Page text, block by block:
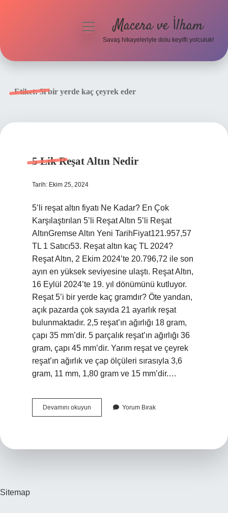
menüyüMacera ve İlham
Savaş hikayeleriyle dolu keyifli yolculuk!
Etiket:5i bir yerde kaç çeyrek eder
5 Lik Reşat Altın Nedir
Tarih: Ekim 25, 2024
5’li reşat altın fiyatı Ne Kadar? En Çok
Karşılaştırılan 5’li Reşat Altın 5’li Reşat
AltınGremse Altın Yeni TarihFiyat121.957,57
TL 1 Satıcı53. Reşat altın kaç TL 2024?
Reşat Altın, 2 Ekim 2024’te 20.796,72 ile son
ayın en yüksek seviyesine ulaştı. Reşat Altın,
16 Eylül 2024’te 19. yıl dönümünü kutluyor.
Reşat 5’i bir yerde kaç gramdır? Öte yandan,
açık pazarda çok sayıda 21 ayarlık reşat
bulunmaktadır. 2,5 reşat’ın ağırlığı 18 gram,
çapı 35 mm’dir. 5 parçalık reşat’ın ağırlığı 36
gram, çapı 45 mm’dir. Yarım reşat ve çeyrek
reşat’ın ağırlık ve çap ölçüleri sırasıyla 3,6
gram, 11 mm, 1,80 gram ve 15 mm’dir.…
Devamını okuyun
Lik
Yorum Bırak
Sitemap